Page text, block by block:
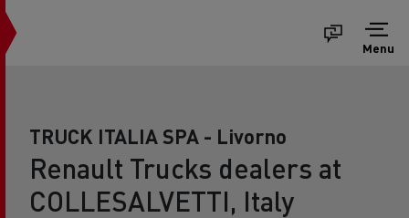
Menu
TRUCK ITALIA SPA - Livorno
Renault Trucks dealers at
COLLESALVETTI, Italy